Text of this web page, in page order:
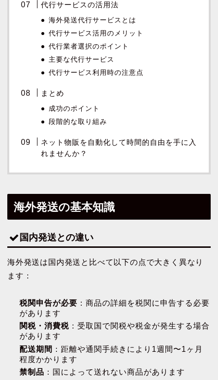
代行サービスの活用法
海外発送代行サービスとは
代行サービス活用のメリット
代行業者選択のポイント
主要な代行サービス
代行サービス利用時の注意点
まとめ
成功のポイント
段階的な取り組み
ネット物販を自動化して時間的自由を手に入
れませんか？
海外発送の基本知識
国内発送との違い
海外発送は国内発送と比べて以下の点で大きく異なり
ます：
税関申告が必要 ：商品の詳細を税関に申告する必要
があります
関税・消費税 ：受取国で関税や税金が発生する場合
があります
配送期間 ：距離や通関手続きにより1週間〜1ヶ月
程度かかります
禁制品 ：国によって送れない商品があります